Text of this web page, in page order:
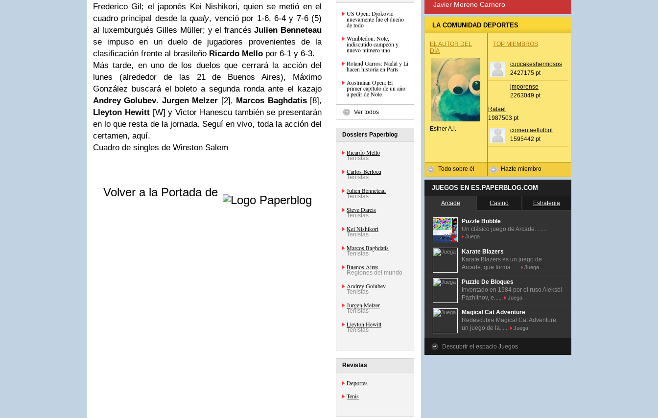
Frederico Gil; el japonés Kei Nishikori, quien se metió en el
cuadro principal desde laqualy, venció por 1-6, 6-4 y 7-6 (5)
al luxemburgués Gilles Müller; y el francésJulien Benneteau
se impuso en un duelo de jugadores provenientes de la
clasificación frente al brasileño Ricardo Mello por 6-1 y 6-3.
Más tarde, en uno de los duelos que cerrará la acción del
lunes (alrededor de las 21 de Buenos Aires), Máximo
González buscará el boleto a segunda ronda ante el kazajo
Andrey Golubev. Jurgen Melzer [2], Marcos Baghdatis[8],
Lleyton Hewitt[W] y Victor Hanescu también se presentarán
en lo que resta de la jornada. Seguí en vivo, toda la acción del
certamen, aquí.
Cuadro de singles de Winston Salem
Volver a la Portada de
US Open: Djokovic
nuevamente fue el dueño
de todo
Wimbledon: Nole,
indiscutido campeón y
nuevo número uno
Roland Garros: Nadal y Li
hacen historia en París
Australian Open: El
primer capítulo de un año
a pedir de Nole
Ver todos
Dossiers Paperblog
Ricardo Mello
Tenistas
Carlos Berlocq
Tenistas
Julien Benneteau
Tenistas
Steve Darcis
Tenistas
Kei Nishikori
Tenistas
Marcos Baghdatis
Tenistas
Buenos Aires
Regiones del mundo
Andrey Golubev
Tenistas
Jurgen Melzer
Tenistas
Lleyton Hewitt
Tenistas
Revistas
Deportes
Tenis
Javier Moreno Carnero
LA COMUNIDAD DEPORTES
EL AUTOR DEL
DÍA
Esther A.l.
Todo sobre él
TOP MIEMBROS
cupcakeshermosos
2427175 pt
jmporense
2263049 pt
Rafael
1987503 pt
comentaelfutbol
1595442 pt
Hazte miembro
JUEGOS EN ES.PAPERBLOG.COM
Arcade Casino Estrategia
Puzzle Bobble
Un clásico juego de Arcade. ......
Juega
Karate Blazers
Karate Blazers es un juego de
Arcade, que forma......
Juega
Puzzle De Bloques
Inventado en 1984 por el ruso Alekséi
Pázhitnov, e......
Juega
Magical Cat Adventure
Redescubre Magical Cat Adventure,
un juego de la......
Juega
Descubrir el espacio Juegos